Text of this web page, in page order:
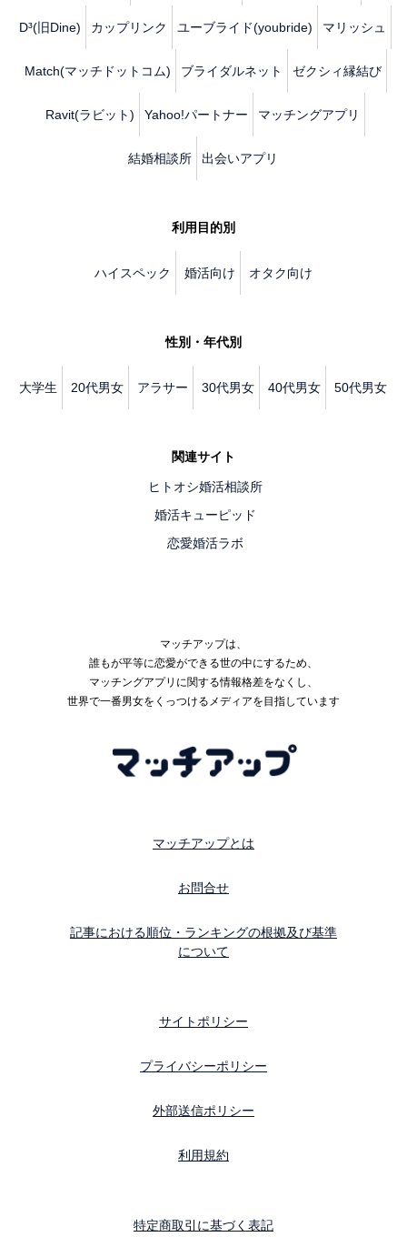
D³(旧Dine) カップリンク ユーブライド(youbride) マリッシュ
Match(マッチドットコム) ブライダルネット ゼクシィ縁結び
Ravit(ラビット) Yahoo!パートナー マッチングアプリ
結婚相談所 出会いアプリ
利用目的別
ハイスペック 婚活向け オタク向け
性別・年代別
大学生 20代男女 アラサー 30代男女 40代男女 50代男女
関連サイト
ヒトオシ婚活相談所
婚活キューピッド
恋愛婚活ラボ
マッチアップは、
誰もが平等に恋愛ができる世の中にするため、
マッチングアプリに関する情報格差をなくし、
世界で一番男女をくっつけるメディアを目指しています
マッチアップとは
お問合せ
記事における順位・ランキングの根拠及び基準
について
サイトポリシー
プライバシーポリシー
外部送信ポリシー
利用規約
特定商取引に基づく表記